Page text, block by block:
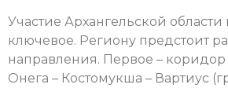
Участие Архангельской области
ключевое. Региону предстоит
направления. Первое – коридор
Онега – Костомукша – Вартиус